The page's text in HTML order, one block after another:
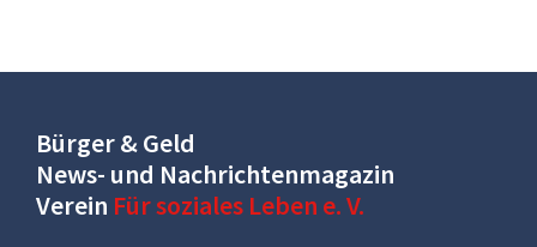
Bürger & Geld
News- und Nachrichtenmagazin
Verein Für soziales Leben e. V.